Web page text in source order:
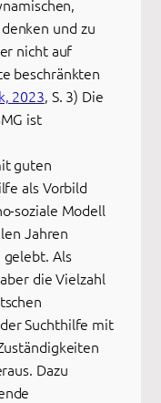
und zu
nicht auf
beschränkten
2023, S. 3) Die
ist
guten
als Vorbild
soziale Modell
Jahren
Als
die Vielzahl
Suchthilfe mit
Dazu